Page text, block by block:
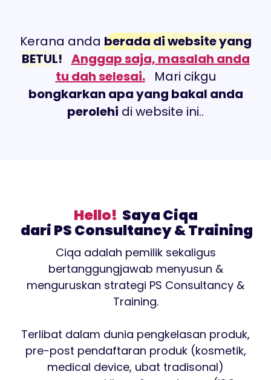
Kerana anda berada di website yang
BETUL! Anggap saja, masalah anda
tu dah selesai.
Mari cikgu
bongkarkan apa yang bakal anda
perolehi di website ini..
Hello! Saya Ciqa
dari PS Consultancy & Training
Ciqa adalah pemilik sekaligus
bertanggungjawab menyusun &
menguruskan strategi PS Consultancy &
Training.
Terlibat dalam dunia pengkelasan produk,
pre-post pendaftaran produk (kosmetik,
medical device, ubat tradisonal)